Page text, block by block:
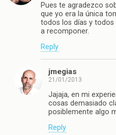
Pues te agradezco
que yo era la única
todos los días y todos
a recomponer.
Reply
jmegias
21/01/2013
Jajaja, en mi
cosas demasiado
posiblemente algo
Reply